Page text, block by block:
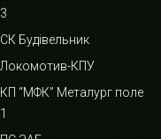
3
СК Будівельник
Локомотив-КПУ
КП “МФК” Металург поле
1